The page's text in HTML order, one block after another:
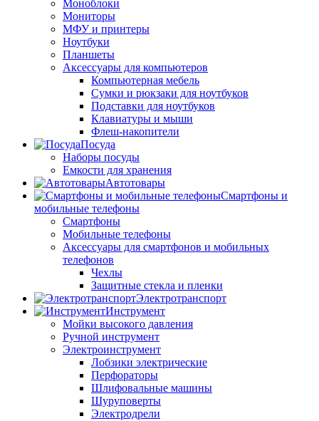
Моноблоки
Мониторы
МФУ и принтеры
Ноутбуки
Планшеты
Аксессуары для компьютеров
Компьютерная мебель
Сумки и рюкзаки для ноутбуков
Подставки для ноутбуков
Клавиатуры и мыши
Флеш-накопители
Посуда
Наборы посуды
Емкости для хранения
Автотовары
Смартфоны и
мобильные телефоны
Смартфоны
Мобильные телефоны
Аксессуары для смартфонов и мобильных
телефонов
Чехлы
Защитные стекла и пленки
Электротранспорт
Инструмент
Мойки высокого давления
Ручной инструмент
Электроинструмент
Лобзики электрические
Перфораторы
Шлифовальные машины
Шуруповерты
Электродрели